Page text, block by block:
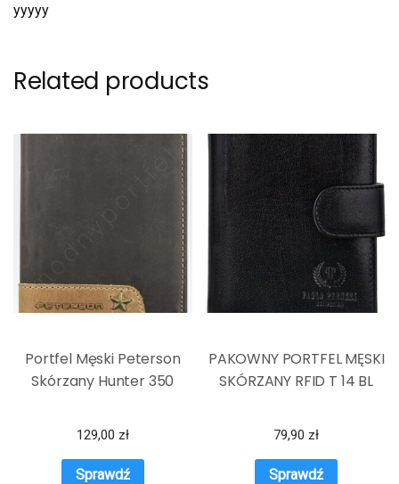
yyyyy
Related products
Portfel Męski Peterson
Skórzany Hunter 350
129,00 zł
Sprawdź
PAKOWNY PORTFEL MĘSKI
SKÓRZANY RFID T 14 BL
79,90 zł
Sprawdź